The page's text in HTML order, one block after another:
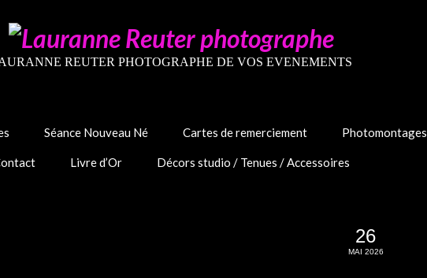
REUTER PHOTOGRAPHE DE VOS EVENEMENTS
Séance Nouveau Né Cartes de remerciement Photomontages
Livre d’Or Décors studio / Tenues / Accessoires
26
MAI 2026